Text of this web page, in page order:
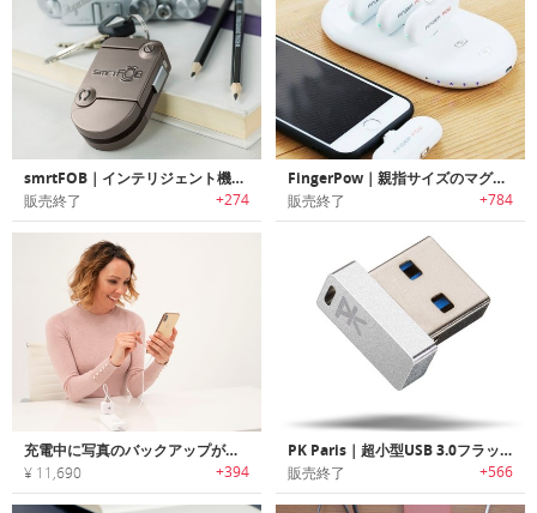
smrtFOB｜インテリジェント機能搭載モジュラースマートワイヤレスチャージャー 「スマートフォブ」
販売終了 +274
FingerPow｜親指サイズのマグネットチャージングシステム「フィンガーポウ」
販売終了 +784
充電中に写真のバックアップが行えるメディアアクセスソリューション「HyperCube（ハイパーキューブ）」
¥ 11,690 +394
PK Paris｜超小型USB 3.0フラッシュドライブ
販売終了 +566